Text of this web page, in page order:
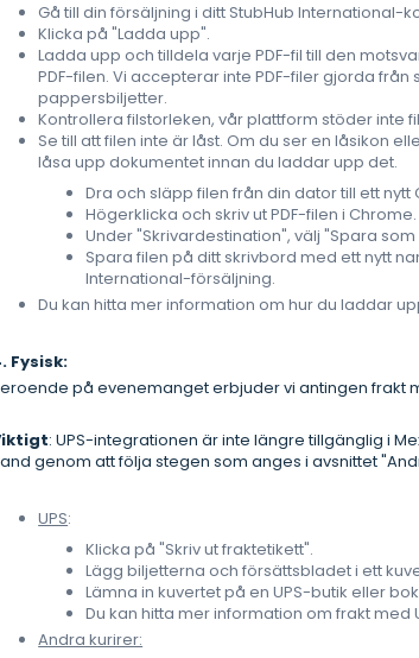
Gå till din försäljning i ditt StubHub International-
Klicka på "Ladda upp".
Ladda upp och tilldela varje PDF-fil till den
PDF-filen. Vi accepterar inte PDF-filer gjorda
pappersbiljetter.
Kontrollera filstorleken, vår plattform stöder inte
Se till att filen inte är låst. Om du ser en låsikon
låsa upp dokumentet innan du laddar upp det.
Dra och släpp filen från din dator till ett
Högerklicka och skriv ut PDF-filen i Chrome.
Under "Skrivardestination", välj "Spara som
Spara filen på ditt skrivbord med ett nytt
International-försäljning.
Du kan hitta mer information om hur du laddar
Fysisk:
på evenemanget erbjuder vi antingen frakt
: UPS-integrationen är inte längre tillgänglig i
genom att följa stegen som anges i avsnittet
UPS:
Klicka på "Skriv ut fraktetikett".
Lägg biljetterna och försättsbladet i ett
Lämna in kuvertet på en UPS-butik eller
Du kan hitta mer information om frakt med
Andra kurirer: